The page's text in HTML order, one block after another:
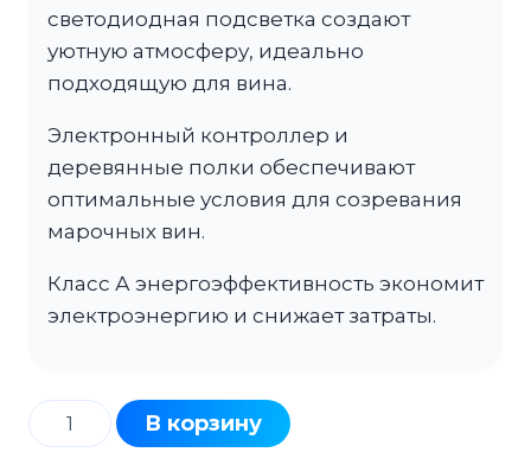
светодиодная подсветка создают
уютную атмосферу, идеально
подходящую для вина.
Электронный контроллер и
деревянные полки обеспечивают
оптимальные условия для созревания
марочных вин.
Класс А энергоэффективность экономит
электроэнергию и снижает затраты.
Количество
товара
В корзину